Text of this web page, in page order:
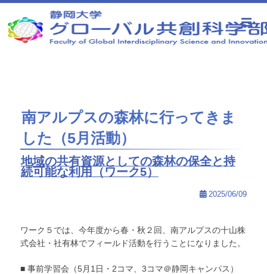
南アルプスの森林に行ってきま
した（5月活動）
地域の共有資源としての森林の保全と持
続可能な利用（ワーク5）
2025/06/09
ワーク５では、今年度から春・秋２回、南アルプスの十山株
式会社・社有林でフィールド活動を行うことになりました。
■ 事前学習会（5月1日・2コマ、3コマ＠静岡キャンパス）